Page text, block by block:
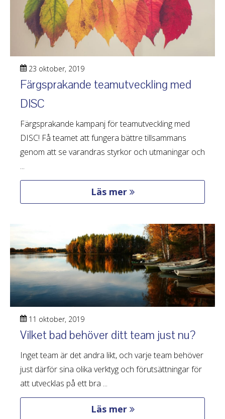
23 oktober, 2019
Färgsprakande teamutveckling med
DISC
Färgsprakande kampanj för teamutveckling med
DISC! Få teamet att fungera bättre tillsammans
genom att se varandras styrkor och utmaningar och
...
Läs mer
11 oktober, 2019
Vilket bad behöver ditt team just nu?
Inget team är det andra likt, och varje team behöver
just därför sina olika verktyg och förutsättningar för
att utvecklas på ett bra ...
Läs mer